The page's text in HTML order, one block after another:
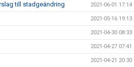
till stadgeändring 2021-06-01 17:14
2021-05-16 19:13
2021-04-30 08:33
2021-04-27 07:41
2021-04-21 20:30